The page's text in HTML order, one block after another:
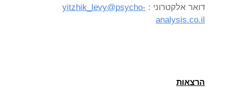
דואר אלקטרוני : yitzhik_levy@psycho-
analysis.co.il
הרצאות